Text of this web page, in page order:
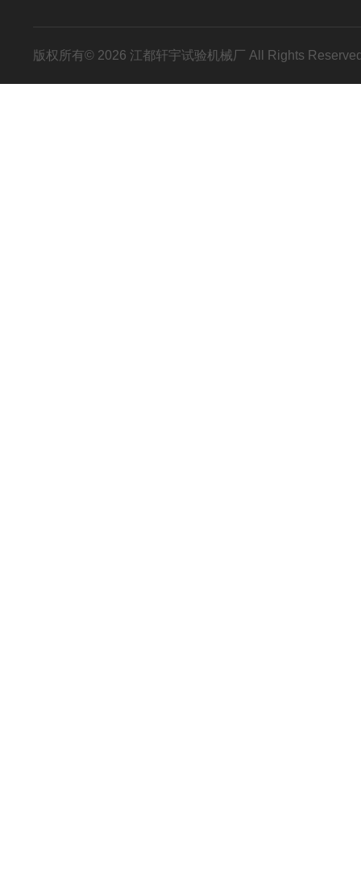
版权所有© 2026 江都轩宇试验机械厂 All Rights